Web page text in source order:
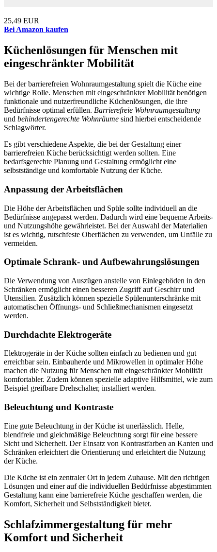
25,49 EUR
Bei Amazon kaufen
Küchenlösungen für Menschen mit
eingeschränkter Mobilität
Bei der barrierefreien Wohnraumgestaltung spielt die Küche eine
wichtige Rolle. Menschen mit eingeschränkter Mobilität benötigen
funktionale und nutzerfreundliche Küchenlösungen, die ihre
Bedürfnisse optimal erfüllen. Barrierefreie Wohnraumgestaltung
und behindertengerechte Wohnräume sind hierbei entscheidende
Schlagwörter.
Es gibt verschiedene Aspekte, die bei der Gestaltung einer
barrierefreien Küche berücksichtigt werden sollten. Eine
bedarfsgerechte Planung und Gestaltung ermöglicht eine
selbstständige und komfortable Nutzung der Küche.
Anpassung der Arbeitsflächen
Die Höhe der Arbeitsflächen und Spüle sollte individuell an die
Bedürfnisse angepasst werden. Dadurch wird eine bequeme Arbeits-
und Nutzungshöhe gewährleistet. Bei der Auswahl der Materialien
ist es wichtig, rutschfeste Oberflächen zu verwenden, um Unfälle zu
vermeiden.
Optimale Schrank- und Aufbewahrungslösungen
Die Verwendung von Auszügen anstelle von Einlegeböden in den
Schränken ermöglicht einen besseren Zugriff auf Geschirr und
Utensilien. Zusätzlich können spezielle Spülenunterschränke mit
automatischen Öffnungs- und Schließmechanismen eingesetzt
werden.
Durchdachte Elektrogeräte
Elektrogeräte in der Küche sollten einfach zu bedienen und gut
erreichbar sein. Einbauherde und Mikrowellen in optimaler Höhe
machen die Nutzung für Menschen mit eingeschränkter Mobilität
komfortabler. Zudem können spezielle adaptive Hilfsmittel, wie zum
Beispiel greifbare Drehschalter, installiert werden.
Beleuchtung und Kontraste
Eine gute Beleuchtung in der Küche ist unerlässlich. Helle,
blendfreie und gleichmäßige Beleuchtung sorgt für eine bessere
Sicht und Sicherheit. Der Einsatz von Kontrastfarben an Kanten und
Schränken erleichtert die Orientierung und erleichtert die Nutzung
der Küche.
Die Küche ist ein zentraler Ort in jedem Zuhause. Mit den richtigen
Lösungen und einer auf die individuellen Bedürfnisse abgestimmten
Gestaltung kann eine barrierefreie Küche geschaffen werden, die
Komfort, Sicherheit und Selbstständigkeit bietet.
Schlafzimmergestaltung für mehr
Komfort und Sicherheit